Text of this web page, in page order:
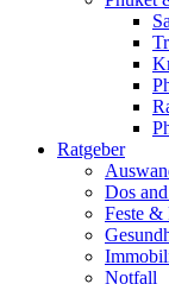
Ratgeber
Dos
Feste &
Notfall